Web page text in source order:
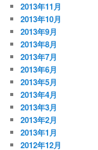
2013年11月
2013年10月
2013年9月
2013年8月
2013年7月
2013年6月
2013年5月
2013年4月
2013年3月
2013年2月
2013年1月
2012年12月